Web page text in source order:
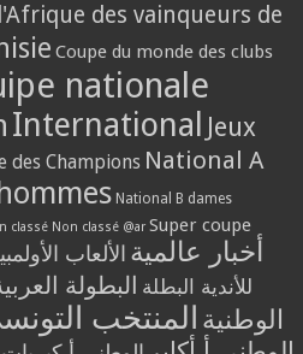
des vainqueurs de
Coupe du monde des clubs
nationale
International Jeux
des Champions National A
National B dames
classé Non classé @ar Super coupe
أخبار عالمية الألعاب
للأندية البطلة البطولة
الوطنية المنتخب